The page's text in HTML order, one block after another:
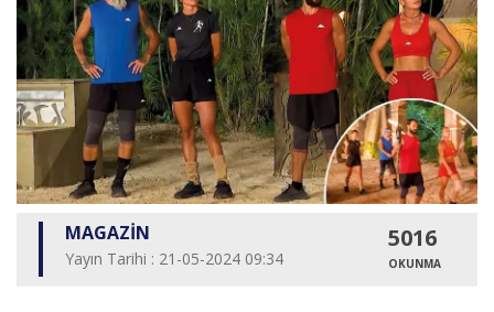
MAGAZİN
Yayın Tarihi : 21-05-2024 09:34
5016
OKUNMA